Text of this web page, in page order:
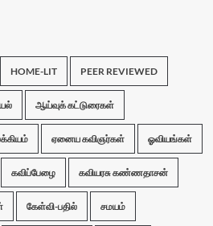
HOME-LIT PEER REVIEWED
ஆய்வுக் கட்டுரைகள்
ஏனைய கவிஞர்கள் ஓவியங்கள்
கவிப்பேழை கவியரசு கண்ணதாசன்
கேள்வி-பதில் சமயம்